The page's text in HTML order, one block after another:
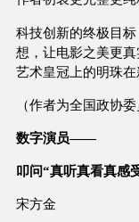
科技创新的终极目
想，让电影之美更
艺术皇冠上的明珠在
（作者为全国政协
数字演员——
叩问“真听真看真感
宋方金